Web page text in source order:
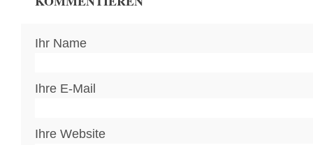
Ihr Name
Ihre E-Mail
Ihre Website